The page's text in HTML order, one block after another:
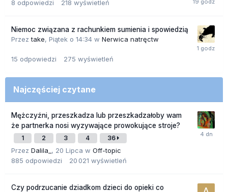
8 odpowiedzi 218 wyświetleń
Niemoc związana z rachunkiem sumienia i spowiedzią
Przeztake, Piątek o 14:34 w Nerwica natręctw
15 odpowiedzi 275 wyświetleń
Najczęściej czytane
Mężczyźni, przeszkadza lub przeszkadzałoby wam
że partnerka nosi wyzywające prowokujące stroje?
1 2 3 4 36
Przez Dalila_ , 20 Lipca w Off-topic
885 odpowiedzi 20 021 wyświetleń
Czy podrzucanie dziadkom dzieci do opieki co